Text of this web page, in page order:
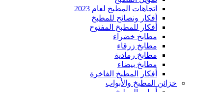
اتجاهات المطبخ لعام 2023
أفكار ونصائح للمطبخ
أفكار للمطبخ المفتوح
مطابخ خضراء
مطابخ زرقاء
مطابخ رمادية
مطابخ بيضاء
أفكار المطبخ الفاخرة
خزائن المطبخ والأبواب